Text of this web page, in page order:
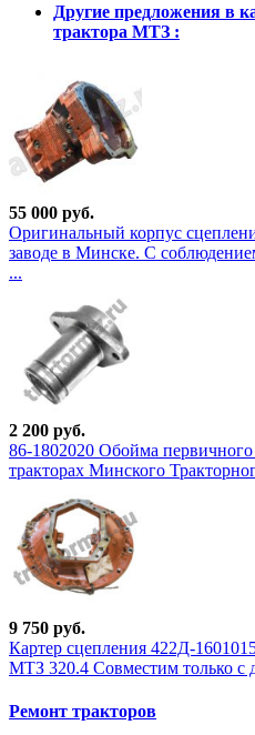
Другие предложения в
трактора МТЗ :
55 000 руб.
Оригинальный корпус
заводе в Минске. С
...
2 200 руб.
86-1802020 Обойма первичного
тракторах Минского
9 750 руб.
Картер сцепления 422Д-
МТЗ 320.4 Совместим только с
Ремонт тракторов